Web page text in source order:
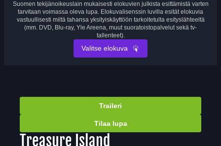
Suomen tekijänoikeuslain mukaisesti elokuvien julkista esittämistä varten
tarvitaan voimassa oleva lupa. Elokuvalisenssin luvilla esität elokuvia
vastuullisesti miltä tahansa yksityiskäyttöön tarkoitetulta esityslähteeltä
(mm. DVD, Blu-ray, Yle Areena, muut suoratoistopalvelut sekä tv-
tallenteet).
Valitse elokuva
Traileri
Tilaa lupa
Treasure Island